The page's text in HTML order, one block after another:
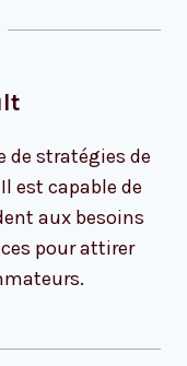
de stratégies de
est capable de
aux besoins
pour attirer